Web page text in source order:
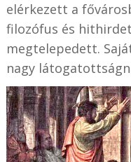
elérkezett a
filozófus és
megtelepedett.
nagy